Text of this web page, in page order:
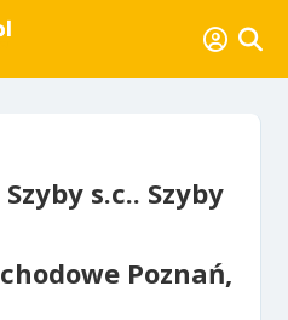
s.c.. Szyby
Poznań,